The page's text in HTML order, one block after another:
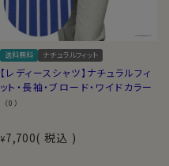
送料無料 ナチュラルフィット
【レディースシャツ】ナチュラルフィ
ット・長袖・ブロード・ワイドカラー
（0）
¥7,700 税込